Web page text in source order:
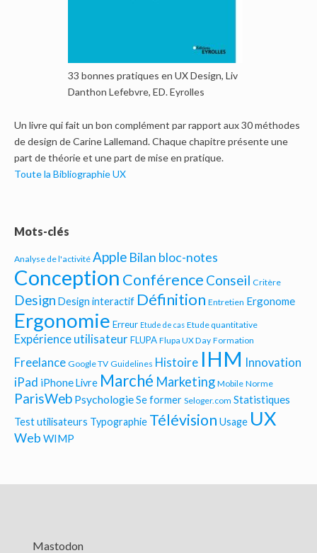
33 bonnes pratiques en UX Design, Liv
Danthon Lefebvre, ED. Eyrolles
Un livre qui fait un bon complément par rapport aux 30 méthodes
de design de Carine Lallemand. Chaque chapitre présente une
part de théorie et une part de mise en pratique.
Toute la Bibliographie UX
Mots-clés
Analyse de l'activité Apple Bilan bloc-notes
Conception Conférence Conseil Critère
Design Design interactif Définition Entretien Ergonome
Ergonomie Erreur Etude de cas Etude quantitative
Expérience utilisateur FLUPA Flupa UX Day Formation
Freelance Google TV Guidelines Histoire IHM Innovation
iPad iPhoneLivre Marché Marketing Mobile Norme
ParisWeb PsychologieSe former Seloger.com Statistiques
Test utilisateurs Typographie Télévision Usage UX
Web WIMP
Mastodon